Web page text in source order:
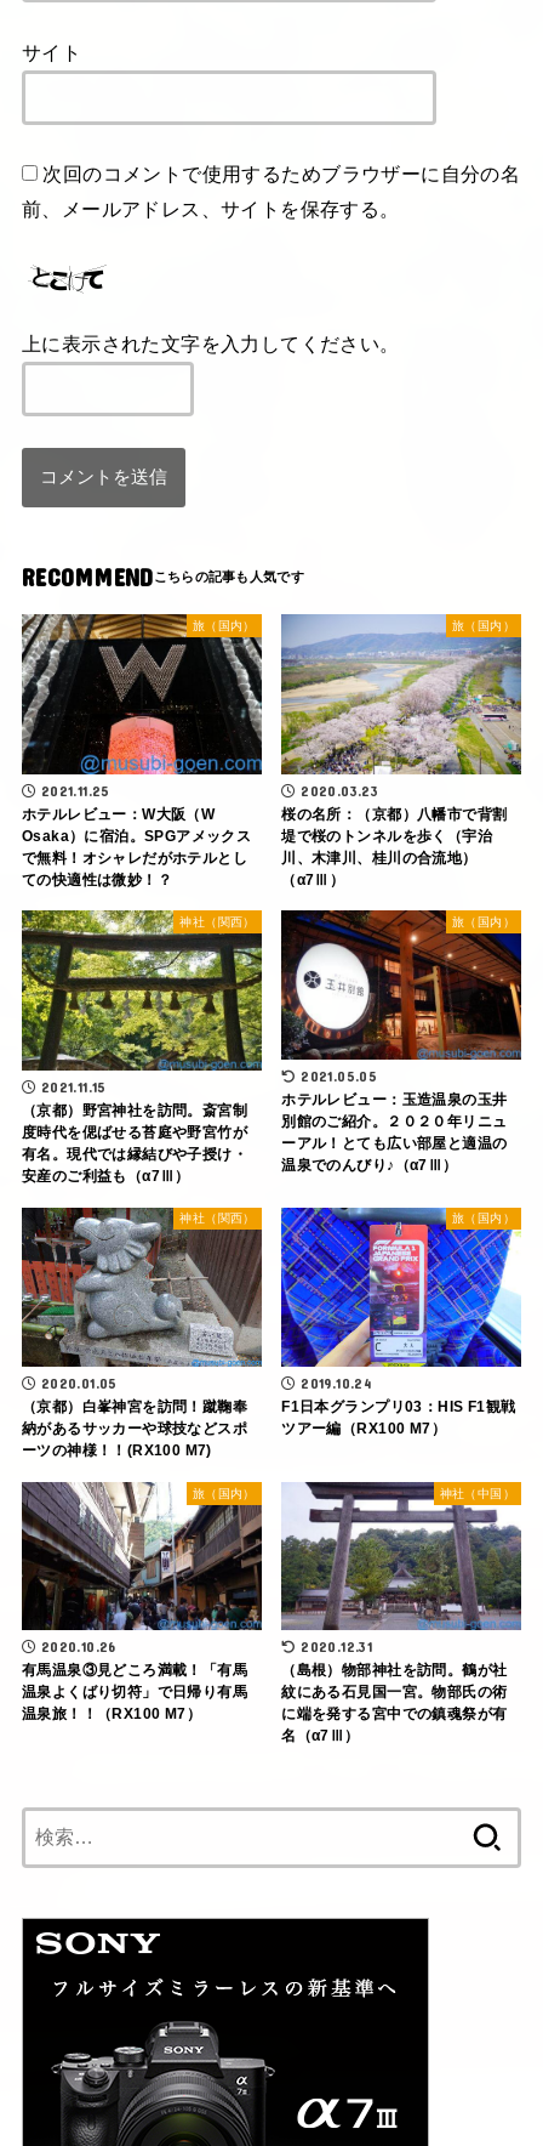
サイト
次回のコメントで使用するためブラウザーに自分の名
前、メールアドレス、サイトを保存する。
上に表示された文字を入力してください。
RECOMMEND
旅（国内）
2021.11.25
ホテルレビュー：W大阪（W
Osaka）に宿泊。SPGアメックス
で無料！オシャレだがホテルとし
ての快適性は微妙！？
旅（国内）
2020.03.23
桜の名所：（京都）八幡市で背割
堤で桜のトンネルを歩く（宇治
川、木津川、桂川の合流地）
（α7Ⅲ）
神社（関西）
2021.11.15
（京都）野宮神社を訪問。斎宮制
度時代を偲ばせる苔庭や野宮竹が
有名。現代では縁結びや子授け・
安産のご利益も（α7Ⅲ）
旅（国内）
2021.05.05
ホテルレビュー：玉造温泉の玉井
別館のご紹介。２０２０年リニュ
ーアル！とても広い部屋と適温の
温泉でのんびり♪（α7Ⅲ）
神社（関西）
2020.01.05
（京都）白峯神宮を訪問！蹴鞠奉
納があるサッカーや球技などスポ
ーツの神様！！(RX100 M7)
旅（国内）
2019.10.24
F1日本グランプリ03：HIS F1観戦
ツアー編（RX100 M7）
旅（国内）
2020.10.26
有馬温泉③見どころ満載！「有馬
温泉よくばり切符」で日帰り有馬
温泉旅！！（RX100 M7）
神社（中国）
2020.12.31
（島根）物部神社を訪問。鶴が社
紋にある石見国一宮。物部氏の術
に端を発する宮中での鎮魂祭が有
名（α7Ⅲ）
索: